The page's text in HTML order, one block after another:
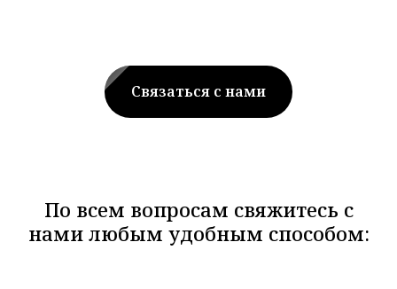
Связаться с нами
По всем вопросам свяжитесь с
нами любым удобным способом: